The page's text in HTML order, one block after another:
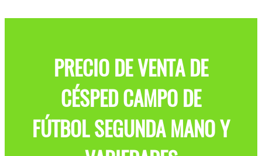
PRECIO DE VENTA DE
CÉSPED CAMPO DE
FÚTBOL SEGUNDA MANO Y